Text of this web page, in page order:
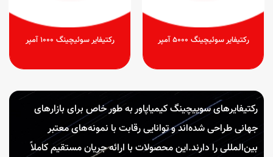
رکتیفایر سوئیچینگ 5000 آمپر رکتیفایر سوئیچینگ 1000 آمپر
رکتیفایرهای سوییچینگ کیمیاپاور به طور خاص برای بازارهای
جهانی طراحی شده‌اند و توانایی رقابت با نمونه‌های معتبر
بین‌المللی را دارند.این محصولات با ارائه جریان مستقیم کاملاً